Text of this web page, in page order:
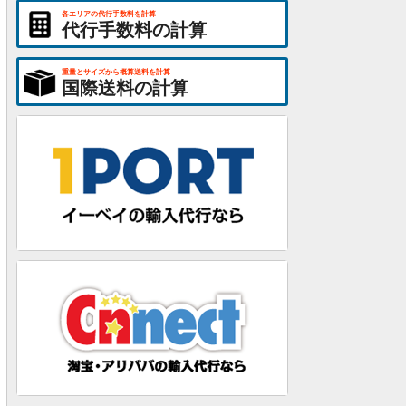
各エリアの代行手数料を計算
代行手数料の計算
重量とサイズから概算送料を計算
国際送料の計算